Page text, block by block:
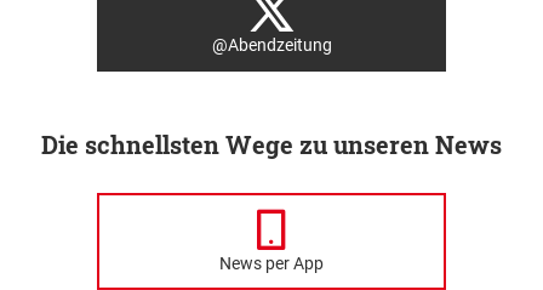
@Abendzeitung
Die schnellsten Wege zu unseren News
News per App